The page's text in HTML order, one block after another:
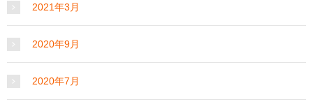
2021年3月
2020年9月
2020年7月